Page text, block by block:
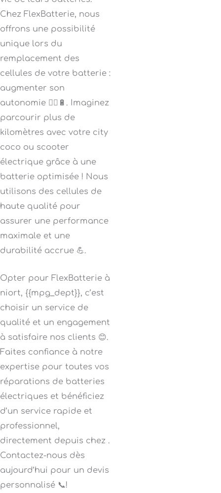
Chez FlexBatterie, nous
offrons une possibilité
unique lors du
remplacement des
cellules de votre batterie :
augmenter son
autonomie 🚴‍♂️🔋. Imaginez
parcourir plus de
kilomètres avec votre city
coco ou scooter
électrique grâce à une
batterie optimisée ! Nous
utilisons des cellules de
haute qualité pour
assurer une performance
maximale et une
durabilité accrue 💪.
Opter pour FlexBatterie à
niort, {{mpg_dept}}, c’est
choisir un service de
qualité et un engagement
à satisfaire nos clients 😊.
Faites confiance à notre
expertise pour toutes vos
réparations de batteries
électriques et bénéficiez
d’un service rapide et
professionnel,
directement depuis chez .
Contactez-nous dès
aujourd’hui pour un devis
personnalisé 📞!